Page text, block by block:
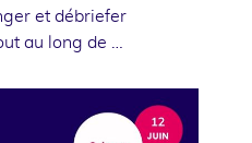
et débriefer
au long de …